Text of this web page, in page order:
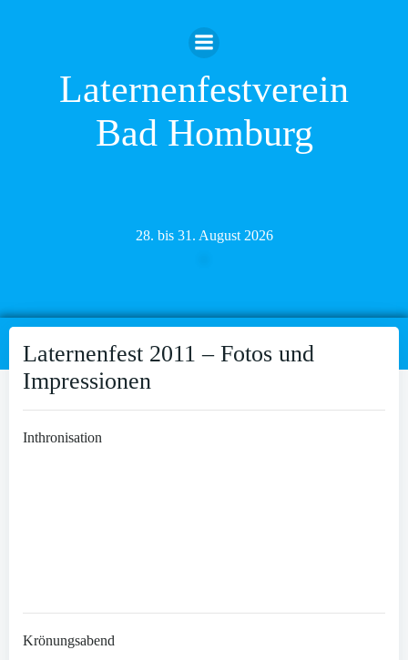
Inhalt
springen
Laternenfestverein
Bad Homburg
28. bis 31. August 2026
Laternenfest 2011 – Fotos und
Impressionen
Inthronisation
Krönungsabend